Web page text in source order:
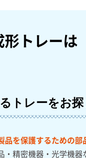
トレーは
トレーをお探
品を保護するための
精密機器・光学機